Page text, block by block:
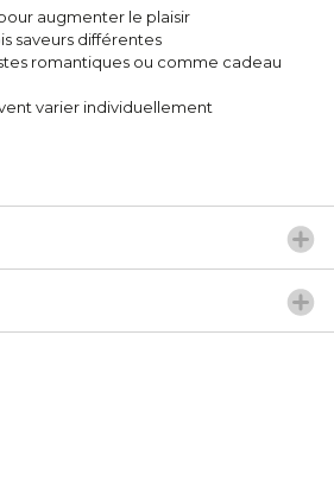
augmenter le plaisir
saveurs différentes
romantiques ou comme cadeau
varier individuellement